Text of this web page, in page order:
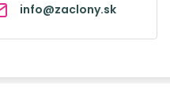
info@zaclony.sk